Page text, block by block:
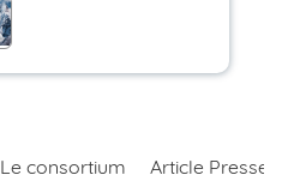
Le consortium Article Presse